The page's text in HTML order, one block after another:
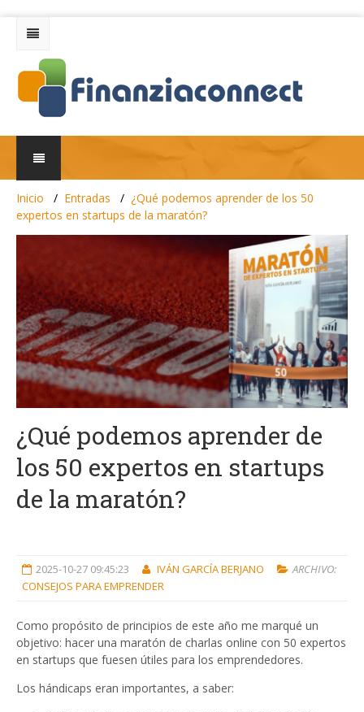
Inicio Entradas
¿Qué podemos aprender de los 50
expertos en startups de la maratón?
¿Qué podemos aprender de
los 50 expertos en startups
de la maratón?
2025-10-27 09:45:23 IVÁN GARCÍA BERJANO
ARCHIVO:
CONSEJOS PARA EMPRENDER
Como propósito de principios de este año me marqué un
objetivo: hacer una maratón de charlas online con 50 expertos
en startups que fuesen útiles para los emprendedores.
Los hándicaps eran importantes, a saber: